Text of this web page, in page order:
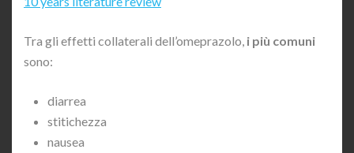
Tra gli effetti collaterali dell’omeprazolo, i più comuni
sono:
diarrea
stitichezza
nausea